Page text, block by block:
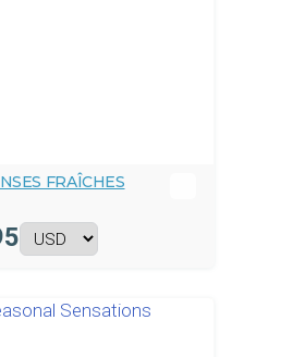
FRAÎCHES